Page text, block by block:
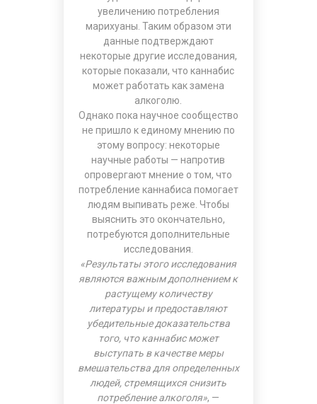
увеличению потребления
марихуаны. Таким образом эти
данные подтверждают
некоторые другие исследования,
которые показали, что каннабис
может работать как замена
алкоголю.
Однако пока научное сообщество
не пришло к единому мнению по
этому вопросу: некоторые
научные работы — напротив
опровергают мнение о том, что
потребление каннабиса помогает
людям выпивать реже. Чтобы
выяснить это окончательно,
потребуются дополнительные
исследования.
«Результаты этого исследования
являются важным дополнением к
растущему количеству
литературы и предоставляют
убедительные доказательства
того, что каннабис может
выступать в качестве меры
вмешательства для определенных
людей, стремящихся снизить
потребление алкоголя», —